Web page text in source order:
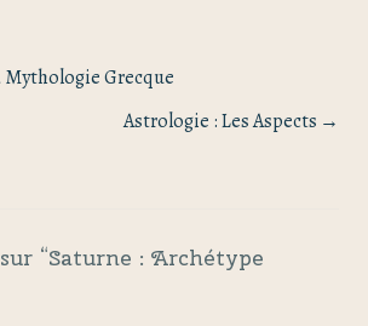
Mythologie Grecque
Astrologie : Les Aspects
“Saturne : Archétype